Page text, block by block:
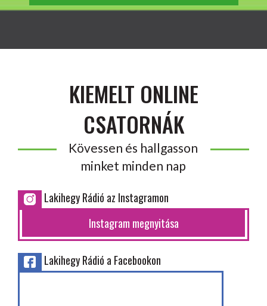
KIEMELT ONLINE
CSATORNÁK
Kövessen és hallgasson
minket minden nap
Lakihegy Rádió az Instagramon
Instagram megnyitása
Lakihegy Rádió a Facebookon